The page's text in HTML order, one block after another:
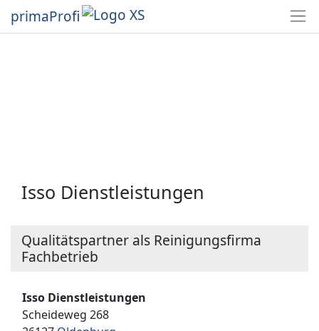
primaProfi
Isso Dienstleistungen
Qualitätspartner als Reinigungsfirma
Fachbetrieb
Isso Dienstleistungen
Scheideweg 268